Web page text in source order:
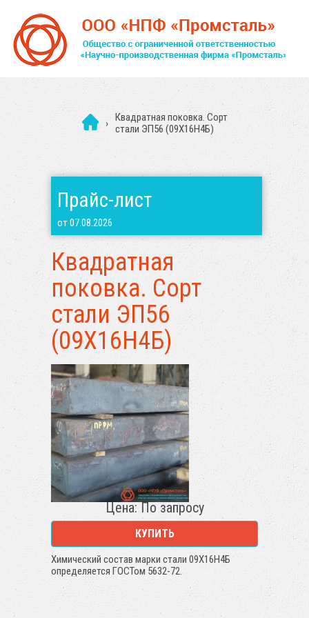
› Квадратная поковка. Сорт
стали ЭП56 (09Х16Н4Б)
Прайс-лист
от 07.08.2026
Квадратная
поковка. Сорт
стали ЭП56
(09Х16Н4Б)
Цена: По запросу
КУПИТЬ
Химический состав марки стали 09Х16Н4Б
определяется ГОСТом 5632-72.